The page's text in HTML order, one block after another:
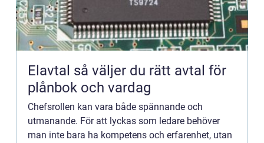
Elavtal så väljer du rätt avtal för
plånbok och vardag
Chefsrollen kan vara både spännande och
utmanande. För att lyckas som ledare behöver
man inte bara ha kompetens och erfarenhet, utan